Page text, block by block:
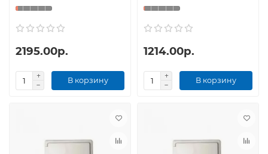
2195.00р.
В корзину
1214.00р.
В корзину